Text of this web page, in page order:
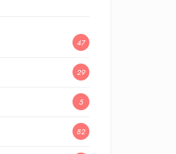
47
29
5
82